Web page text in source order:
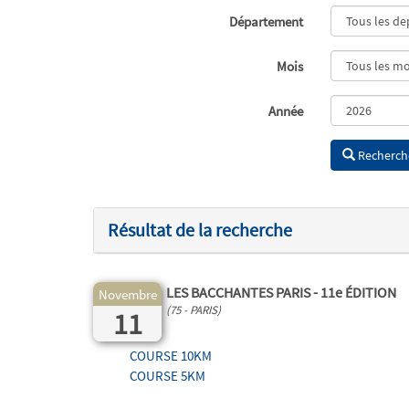
Département
Mois
Année
Résultat de la recherche
Novembre
11
LES BACCHANTES PARIS - 11e ÉDITION
(75 - PARIS)
COURSE 10KM
COURSE 5KM